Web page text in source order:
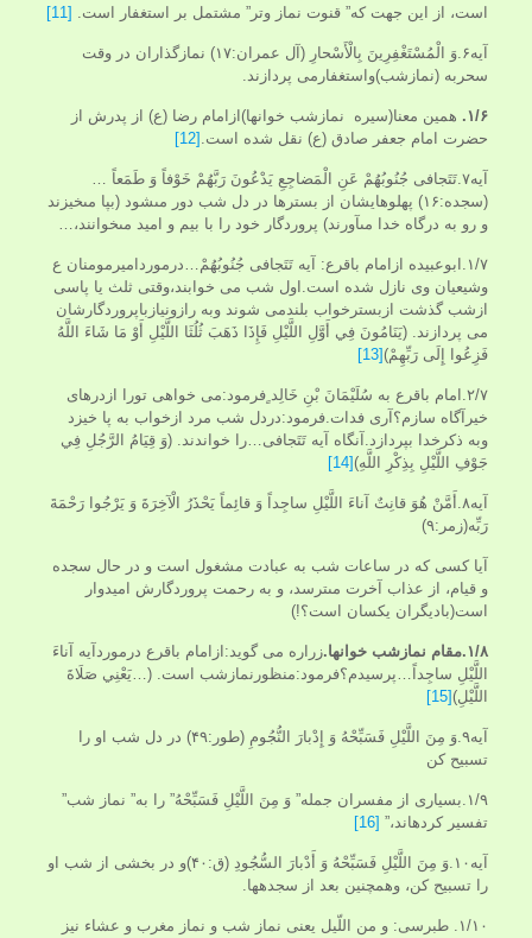
است، از اين جهت كه” قنوت نماز وتر” مشتمل بر استغفار است. [11]
آیه۶.وَ الْمُسْتَغْفِرِينَ بِالْأَسْحارِ (آل عمران:۱۷) نمازگذاران در وقت
سحربه (نمازشب)واستغفارمی پردازند.
۱/۶.
همين معنا(سیره نمازشب خوانها)ازامام رضا (ع) از پدرش از
حضرت امام جعفر صادق (ع) نقل شده است. [12]
آیه۷.تَتَجافى‏ جُنُوبُهُمْ عَنِ الْمَضاجِعِ يَدْعُونَ رَبَّهُمْ خَوْفاً وَ طَمَعاً …
(سجده:۱۶) پهلوهايشان از بسترها در دل شب دور مى‏شود (بپا مى‏خيزند
و رو به درگاه خدا مى‏آورند) پروردگار خود را با بيم و اميد مى‏خوانند،…
۱/۷.ابوعبیده ازامام باقرع: آیه تَتَجافى‏ جُنُوبُهُمْ…درموردامیرمومنان ع
وشیعیان وی نازل شده است.اول شب می خوابند،وقتی ثلث یا پاسی
ازشب گذشت ازبسترخواب بلندمی شوند وبه رازونیازباپروردگارشان
می پردازند. (يَنَامُونَ‏ فِي‏ أَوَّلِ‏ اللَّيْلِ‏ فَإِذَا ذَهَبَ ثُلُثَا اللَّيْلِ أَوْ مَا شَاءَ اللَّهُ
فَزِعُوا إِلَى رَبِّهِمْ)[13]
۲/۷.امام باقرع به سُلَيْمَانَ بْنِ خَالِد ٍفرمود:می خواهی تورا ازدرهای
خیرآگاه سازم؟آری فدات.فرمود:دردل شب مرد ازخواب به پا خیزد
وبه ذکرخدا بپردازد.آنگاه آیه تَتَجافى‏…را خواندند. (وَ قِيَامُ الرَّجُلِ فِي
جَوْفِ اللَّيْلِ بِذِكْرِ اللَّهِ)[14]
آیه۸.أَمَّنْ هُوَ قانِتٌ آناءَ اللَّيْلِ ساجِداً وَ قائِماً يَحْذَرُ الْآخِرَةَ وَ يَرْجُوا رَحْمَةَ
رَبِّه(زمر:۹)
آيا كسى كه در ساعات شب به عبادت مشغول است و در حال سجده
و قيام، از عذاب آخرت مى‏ترسد، و به رحمت پروردگارش اميدوار
است(بادیگران یکسان است؟!)
۱/۸.مقام نمازشب خوانها.
زراره می گوید:ازامام باقرع درموردآیه آناءَ
اللَّيْلِ ساجِداً…پرسیدم؟فرمود:منظورنمازشب است. (…يَعْنِي‏ صَلَاةَ
اللَّيْلِ)[15]
آیه۹.وَ مِنَ اللَّيْلِ فَسَبِّحْهُ وَ إِدْبارَ النُّجُومِ (طور:۴۹) در دل شب او را
تسبيح كن
۱/۹.بسيارى از مفسران جمله” وَ مِنَ اللَّيْلِ فَسَبِّحْهُ” را به” نماز شب”
تفسير كرده‏اند،” [16]
آیه۱۰.وَ مِنَ اللَّيْلِ فَسَبِّحْهُ وَ أَدْبارَ السُّجُودِ (ق:۴۰)و در بخشى از شب او
را تسبيح كن، وهمچنین بعد از سجده‏ها.
۱/۱۰. طبرسی: و من اللّيل يعنى نماز شب و نماز مغرب و عشاء نيز